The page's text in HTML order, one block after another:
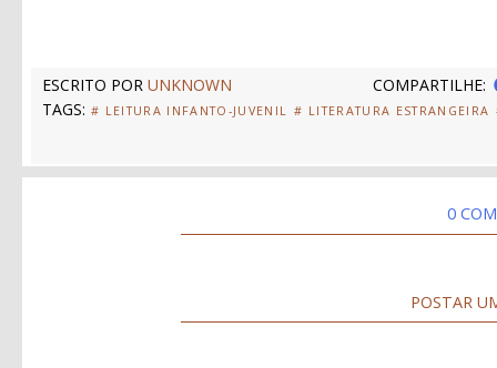
ESCRITO POR UNKNOWN
COMPARTILHE:
TAGS: # LEITURA INFANTO-JUVENIL # LITERATURA ESTRANGEIRA
0
POSTAR